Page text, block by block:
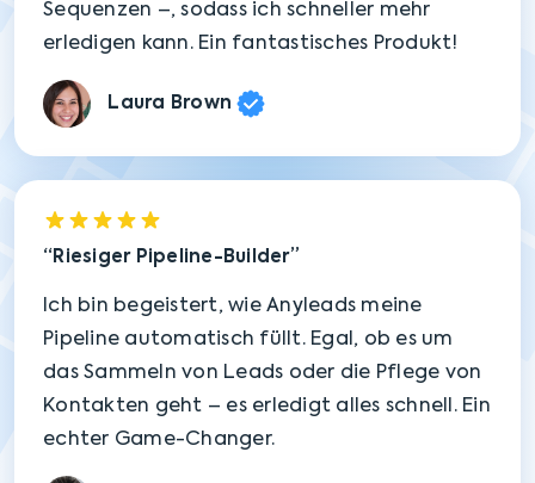
Sequenzen –, sodass ich schneller mehr
erledigen kann. Ein fantastisches Produkt!
Laura Brown
Riesiger Pipeline-Builder
Ich bin begeistert, wie Anyleads meine
Pipeline automatisch füllt. Egal, ob es um
das Sammeln von Leads oder die Pflege von
Kontakten geht – es erledigt alles schnell. Ein
echter Game-Changer.